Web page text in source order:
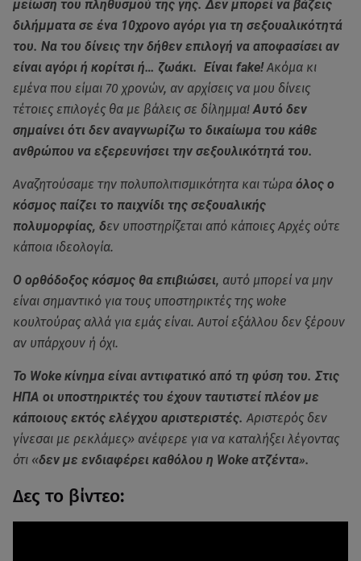
μείωση του πληθυσμού της γης. Δεν μπορεί να βάζεις
διλήμματα σε ένα 10χρονο αγόρι για τη σεξουαλικότητά
του. Να του δίνεις την δήθεν επιλογή να αποφασίσει αν
είναι αγόρι ή κορίτσι ή… ζωάκι. Είναι fake!Ακόμα κι
εμένα που είμαι 70 χρονών, αν αρχίσεις να μου δίνεις
τέτοιες επιλογές θα με βάλεις σε δίλημμα!Αυτό δεν
σημαίνει ότι δεν αναγνωρίζω το δικαίωμα του κάθε
ανθρώπου να εξερευνήσει την σεξουλικότητά του.
Αναζητούσαμε την πολυπολιτισμικότητα και τώρα όλος ο
κόσμος παίζει το παιχνίδι της σεξουαλικής
πολυμορφίας, δεν υποστηρίζεται από κάποιες Αρχές ούτε
κάποια ιδεολογία.
Ο ορθόδοξος κόσμος θα επιβιώσει, αυτό μπορεί να μην
είναι σημαντικό για τους υποστηρικτές της woke
κουλτούρας αλλά για εμάς είναι. Αυτοί εξάλλου δεν ξέρουν
αν υπάρχουν ή όχι.
Το Woke κίνημα είναι αντιφατικό από τη φύση του. Στις
ΗΠΑ οι υποστηρικτές του έχουν ταυτιστεί πλέον με
κάποιους εκτός ελέγχου αριστεριστές.Αριστερός δεν
γίνεσαι με ρεκλάμες» ανέφερε για να καταλήξει λέγοντας
ότι «δεν με ενδιαφέρει καθόλου η Woke ατζέντα».
Δες το βίντεο: